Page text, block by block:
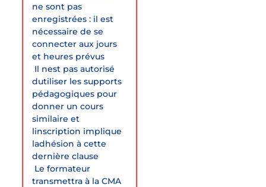
ne sont pas
enregistrées : il est
nécessaire de se
connecter aux jours
et heures prévus
 Il nest pas autorisé
dutiliser les supports
pédagogiques pour
donner un cours
similaire et
linscription implique
ladhésion à cette
dernière clause
 Le formateur
transmettra à la CMA